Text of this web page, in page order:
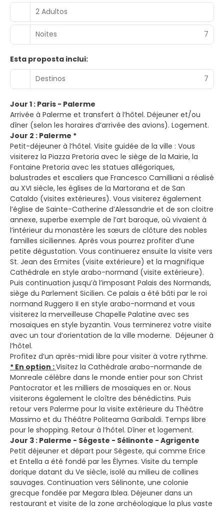
2 Adultos
Noites 7
Esta proposta inclui:
Destinos
7
Jour 1 : Paris - Palerme
Arrivée à Palerme et transfert à l’hôtel. Déjeuner et/ou
dîner (selon les horaires d’arrivée des avions). Logement.
Jour 2 : Palerme *
Petit-déjeuner à l’hôtel. Visite guidée de la ville : Vous
visiterez la Piazza Pretoria avec le siège de la Mairie, la
Fontaine Pretoria avec les statues allégoriques,
balustrades et escaliers que Francesco Camilliani a réalisé
au XVI siècle, les églises de la Martorana et de San
Cataldo (visites extérieures). Vous visiterez également
l’église de Sainte-Catherine d’Alessandrie et de son cloitre
annexe, superbe exemple de l’art baroque, où vivaient à
l’intérieur du monastère les sœurs de clôture des nobles
familles siciliennes. Après vous pourrez profiter d’une
petite dégustation. Vous continuerez ensuite la visite vers
St. Jean des Ermites (visite extérieure) et la magnifique
Cathédrale en style arabo-normand (visite extérieure).
Puis continuation jusqu’à l’imposant Palais des Normands,
siège du Parlement Sicilien. Ce palais a été bâti par le roi
normand Ruggero II en style arabo-normand et vous
visiterez la merveilleuse Chapelle Palatine avec ses
mosaïques en style byzantin. Vous terminerez votre visite
avec un tour d’orientation de la ville moderne. Déjeuner à
l’hôtel.
Profitez d’un après-midi libre pour visiter à votre rythme.
* En option :Visitez la Cathédrale arabo-normande de
Monreale célèbre dans le monde entier pour son Christ
Pantocrator et les milliers de mosaïques en or. Nous
visiterons également le cloître des bénédictins. Puis
retour vers Palerme pour la visite extérieure du Théâtre
Massimo et du Théâtre Politeama Garibaldi. Temps libre
pour le shopping. Retour à l’hôtel. Dîner et logement.
Jour 3 : Palerme - Ségeste - Sélinonte - Agrigente
Petit déjeuner et départ pour Ségeste, qui comme Erice
et Entella a été fondé par les Élymes. Visite du temple
dorique datant du Ve siècle, isolé au milieu de collines
sauvages. Continuation vers Sélinonte, une colonie
grecque fondée par Megara Iblea. Déjeuner dans un
restaurant et visite de la zone archéologique la plus vaste